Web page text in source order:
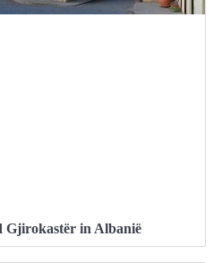
Gjirokastër in Albanië